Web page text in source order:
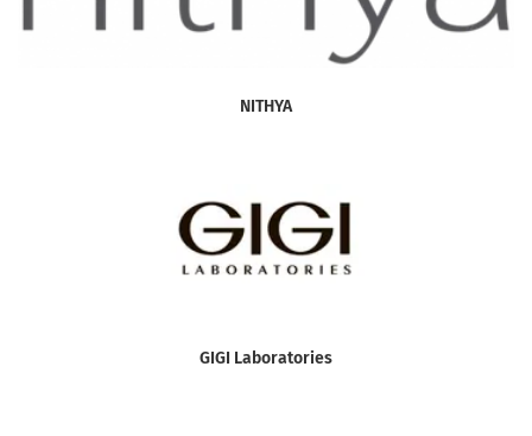
NITHYA
GIGI Laboratories